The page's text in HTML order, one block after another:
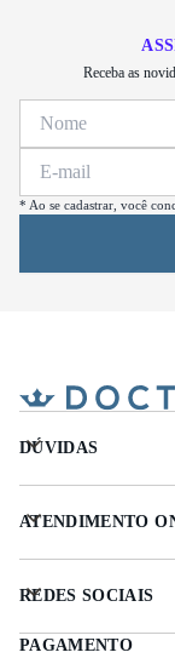
Receba as
* Ao se cadastrar, você
DÚVIDAS
ATENDIMENTO
REDES SOCIAIS
PAGAMENTO